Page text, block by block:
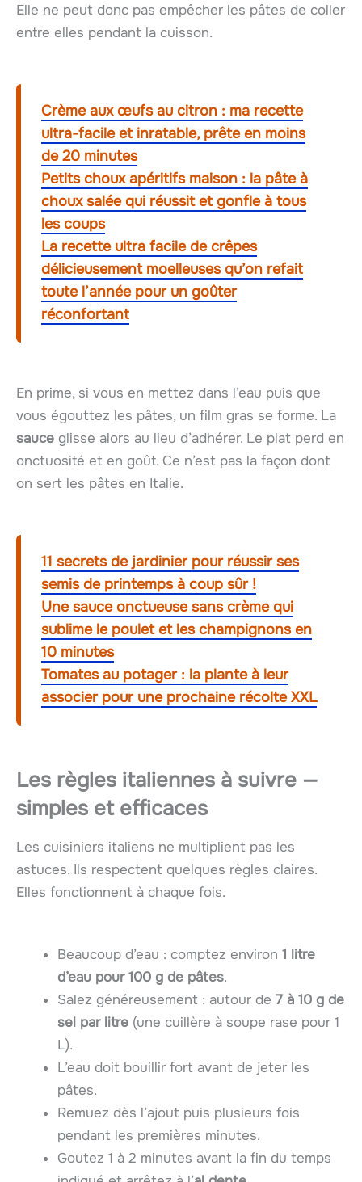
Elle ne peut donc pas empêcher les pâtes de coller
entre elles pendant la cuisson.
Crème aux œufs au citron : ma recette
ultra-facile et inratable, prête en moins
de 20 minutes
Petits choux apéritifs maison : la pâte à
choux salée qui réussit et gonfle à tous
les coups
La recette ultra facile de crêpes
délicieusement moelleuses qu’on refait
toute l’année pour un goûter
réconfortant
En prime, si vous en mettez dans l’eau puis que
vous égouttez les pâtes, un film gras se forme. La
sauce glisse alors au lieu d’adhérer. Le plat perd en
onctuosité et en goût. Ce n’est pas la façon dont
on sert les pâtes en Italie.
11 secrets de jardinier pour réussir ses
semis de printemps à coup sûr !
Une sauce onctueuse sans crème qui
sublime le poulet et les champignons en
10 minutes
Tomates au potager : la plante à leur
associer pour une prochaine récolte XXL
Les règles italiennes à suivre —
simples et efficaces
Les cuisiniers italiens ne multiplient pas les
astuces. Ils respectent quelques règles claires.
Elles fonctionnent à chaque fois.
Beaucoup d’eau : comptez environ 1 litre
d’eau pour 100 g de pâtes.
Salez généreusement : autour de 7 à 10 g de
sel par litre (une cuillère à soupe rase pour 1
L).
L’eau doit bouillir fort avant de jeter les
pâtes.
Remuez dès l’ajout puis plusieurs fois
pendant les premières minutes.
Goutez 1 à 2 minutes avant la fin du temps